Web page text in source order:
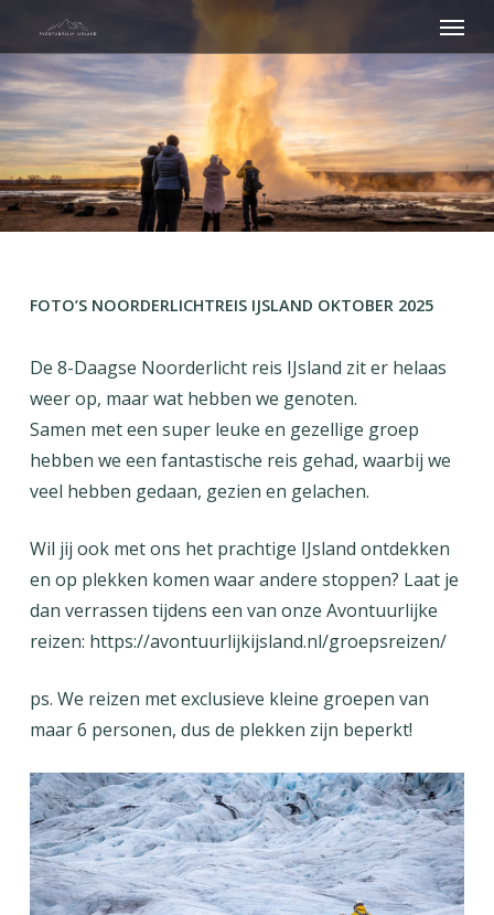
main
content
Menu
FOTO’S NOORDERLICHTREIS IJSLAND OKTOBER 2025
De 8-Daagse Noorderlicht reis IJsland zit er helaas
weer op, maar wat hebben we genoten.
Samen met een super leuke en gezellige groep
hebben we een fantastische reis gehad, waarbij we
veel hebben gedaan, gezien en gelachen.
Wil jij ook met ons het prachtige IJsland ontdekken
en op plekken komen waar andere stoppen? Laat je
dan verrassen tijdens een van onze Avontuurlijke
reizen: https://avontuurlijkijsland.nl/groepsreizen/
ps. We reizen met exclusieve kleine groepen van
maar 6 personen, dus de plekken zijn beperkt!